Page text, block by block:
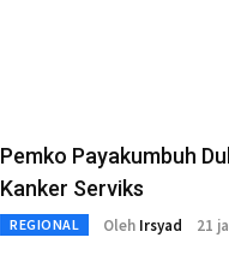
Pemko Payakumbuh
Kanker Serviks
REGIONAL Oleh Irsyad 21